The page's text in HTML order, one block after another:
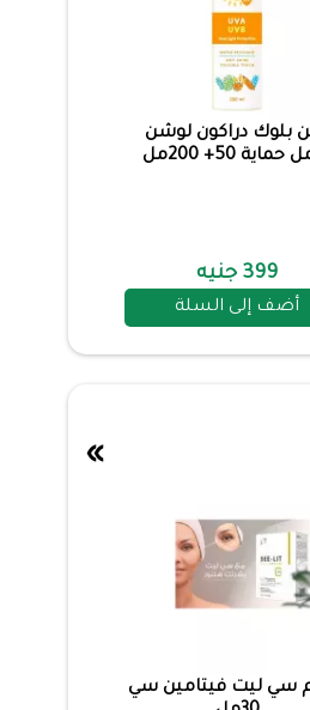
بلوك دراكون لوشن
50+ 200مل
399 جنيه
أضف إلى السلة
سي ليت فيتامين سي
»